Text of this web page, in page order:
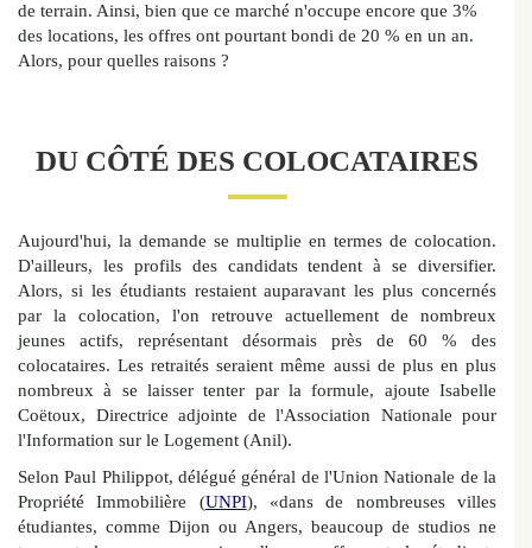
de terrain. Ainsi, bien que ce marché n'occupe encore que 3%
des locations, les offres ont pourtant bondi de 20 % en un an.
Alors, pour quelles raisons ?
DU CÔTÉ DES COLOCATAIRES
Aujourd'hui, la demande se multiplie en termes de colocation.
D'ailleurs, les profils des candidats tendent à se diversifier.
Alors, si les étudiants restaient auparavant les plus concernés
par la colocation, l'on retrouve actuellement de nombreux
jeunes actifs, représentant désormais près de 60 % des
colocataires. Les retraités seraient même aussi de plus en plus
nombreux à se laisser tenter par la formule, ajoute Isabelle
Coëtoux, Directrice adjointe de l'Association Nationale pour
l'Information sur le Logement (Anil).
Selon Paul Philippot, délégué général de l'Union Nationale de la
Propriété Immobilière (UNPI), «dans de nombreuses villes
étudiantes, comme Dijon ou Angers, beaucoup de studios ne